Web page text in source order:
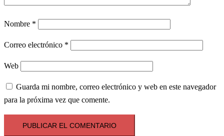
Nombre *
Correo electrónico *
Web
Guarda mi nombre, correo electrónico y web en este navegador
para la próxima vez que comente.